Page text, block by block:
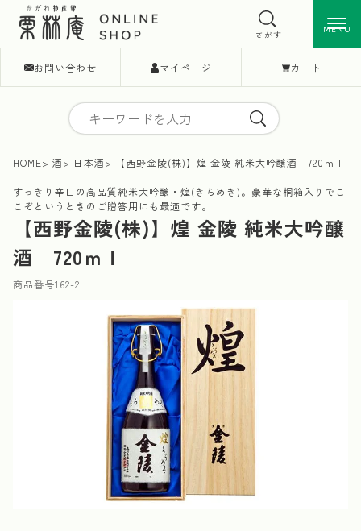
お問い合わせ マイページ カート
MENU
さがす MENU
HOME 酒 日本酒 【西野金陵(株)】煌 金陵 純米大吟醸酒 720ｍｌ
すっきり辛口の高品質純米大吟醸・煌(きらめき)。豪華な桐箱入りでこ
こぞというときのご贈答用にも最適です。
【西野金陵(株)】煌 金陵 純米大吟醸
酒 720ｍｌ
商品番号162-2